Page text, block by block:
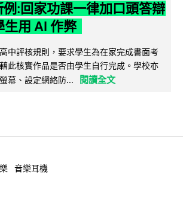
:回家功課一律加口頭答辯
生用 AI 作弊
中評核規則，要求學生為在家完成書面考
此核實作品是否由學生自行完成。學校亦
幕、設定網絡防...
閱讀全文
音樂耳機